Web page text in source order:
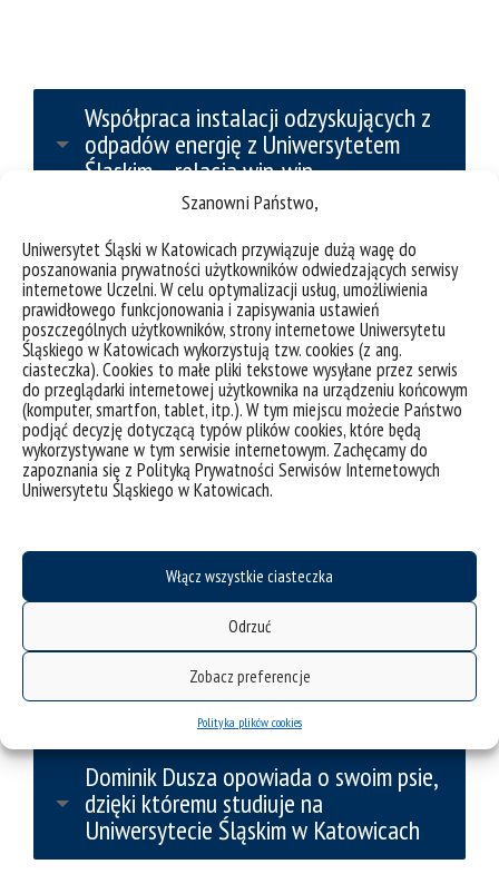
Szanowni Państwo,
Uniwersytet Śląski w Katowicach przywiązuje dużą wagę do
poszanowania prywatności użytkowników odwiedzających serwisy
internetowe Uczelni. W celu optymalizacji usług, umożliwienia
prawidłowego funkcjonowania i zapisywania ustawień
poszczególnych użytkowników, strony internetowe Uniwersytetu
Śląskiego w Katowicach wykorzystują tzw. cookies (z ang.
ciasteczka). Cookies to małe pliki tekstowe wysyłane przez serwis
do przeglądarki internetowej użytkownika na urządzeniu końcowym
(komputer, smartfon, tablet, itp.). W tym miejscu możecie Państwo
podjąć decyzję dotyczącą typów plików cookies, które będą
wykorzystywane w tym serwisie internetowym. Zachęcamy do
zapoznania się z Polityką Prywatności Serwisów Internetowych
Uniwersytetu Śląskiego w Katowicach.
Włącz wszystkie ciasteczka
Odrzuć
Zobacz preferencje
Polityka plików cookies
Współpraca instalacji odzyskujących z
odpadów energię z Uniwersytetem
Śląskim – relacja win-win
Dziennik Zachodni
O Plutonie i wakacjach na... Wenus
Dominik Dusza opowiada o swoim psie,
dzięki któremu studiuje na
Uniwersytecie Śląskim w Katowicach